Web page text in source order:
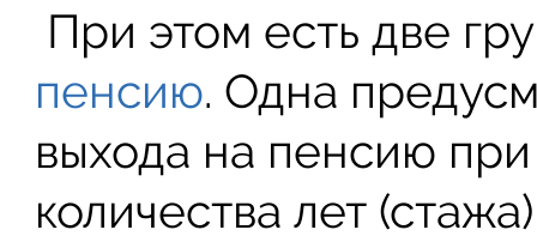
При этом есть две
пенсию. Одна
выхода на пенсию
количества лет